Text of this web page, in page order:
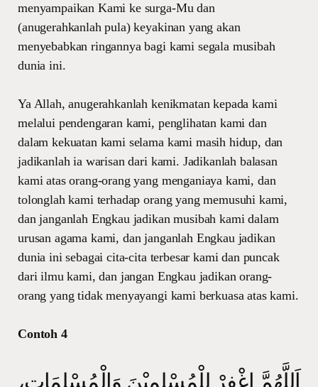
menyampaikan Kami ke surga-Mu dan
(anugerahkanlah pula) keyakinan yang akan
menyebabkan ringannya bagi kami segala musibah
dunia ini.
Ya Allah, anugerahkanlah kenikmatan kepada kami
melalui pendengaran kami, penglihatan kami dan
dalam kekuatan kami selama kami masih hidup, dan
jadikanlah ia warisan dari kami. Jadikanlah balasan
kami atas orang-orang yang menganiaya kami, dan
tolonglah kami terhadap orang yang memusuhi kami,
dan janganlah Engkau jadikan musibah kami dalam
urusan agama kami, dan janganlah Engkau jadikan
dunia ini sebagai cita-cita terbesar kami dan puncak
dari ilmu kami, dan jangan Engkau jadikan orang-
orang yang tidak menyayangi kami berkuasa atas kami.
Contoh 4
اَللَّهُمَّ اغْفِرْ لِلْمُسْلِمِيْنَ وَالْمُسْلِمَاتِ،